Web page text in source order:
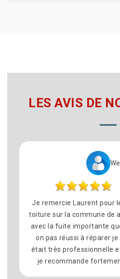
LES AVIS DE
Weter
Fuite
remercie Laurent pour les
sur la commune de aubenas (
la fuite importante que
on pas réussi à réparer je remercie
très professionnelle et à
je recommande fortement cette